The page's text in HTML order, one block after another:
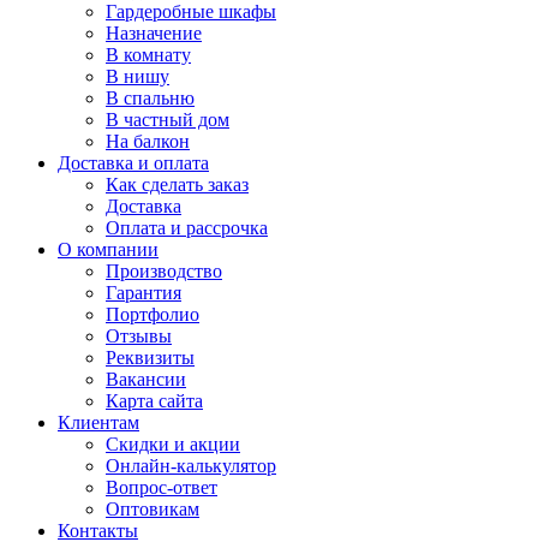
Гардеробные шкафы
Назначение
В комнату
В нишу
В спальню
В частный дом
На балкон
Доставка и оплата
Как сделать заказ
Доставка
Оплата и рассрочка
О компании
Производство
Гарантия
Портфолио
Отзывы
Реквизиты
Вакансии
Карта сайта
Клиентам
Скидки и акции
Онлайн-калькулятор
Вопрос-ответ
Оптовикам
Контакты